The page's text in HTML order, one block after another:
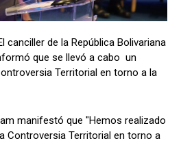
canciller de la República Bolivariana
que se llevó a cabo un
Territorial en torno a la
manifestó que "Hemos realizado
Controversia Territorial en torno a